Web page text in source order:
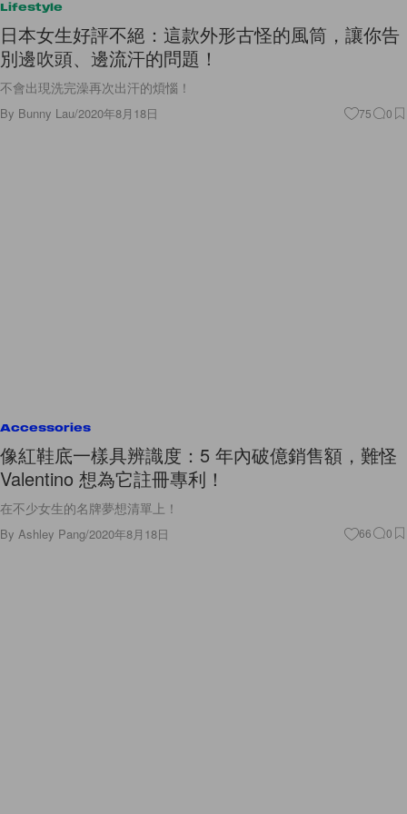
Lifestyle
日本女生好評不絕：這款外形古怪的風筒，讓你告
別邊吹頭、邊流汗的問題！
不會出現洗完澡再次出汗的煩惱！
By Bunny Lau/2020年8月18日 75 0
Accessories
像紅鞋底一樣具辨識度：5 年內破億銷售額，難怪
Valentino 想為它註冊專利！
在不少女生的名牌夢想清單上！
By Ashley Pang/2020年8月18日 66 0